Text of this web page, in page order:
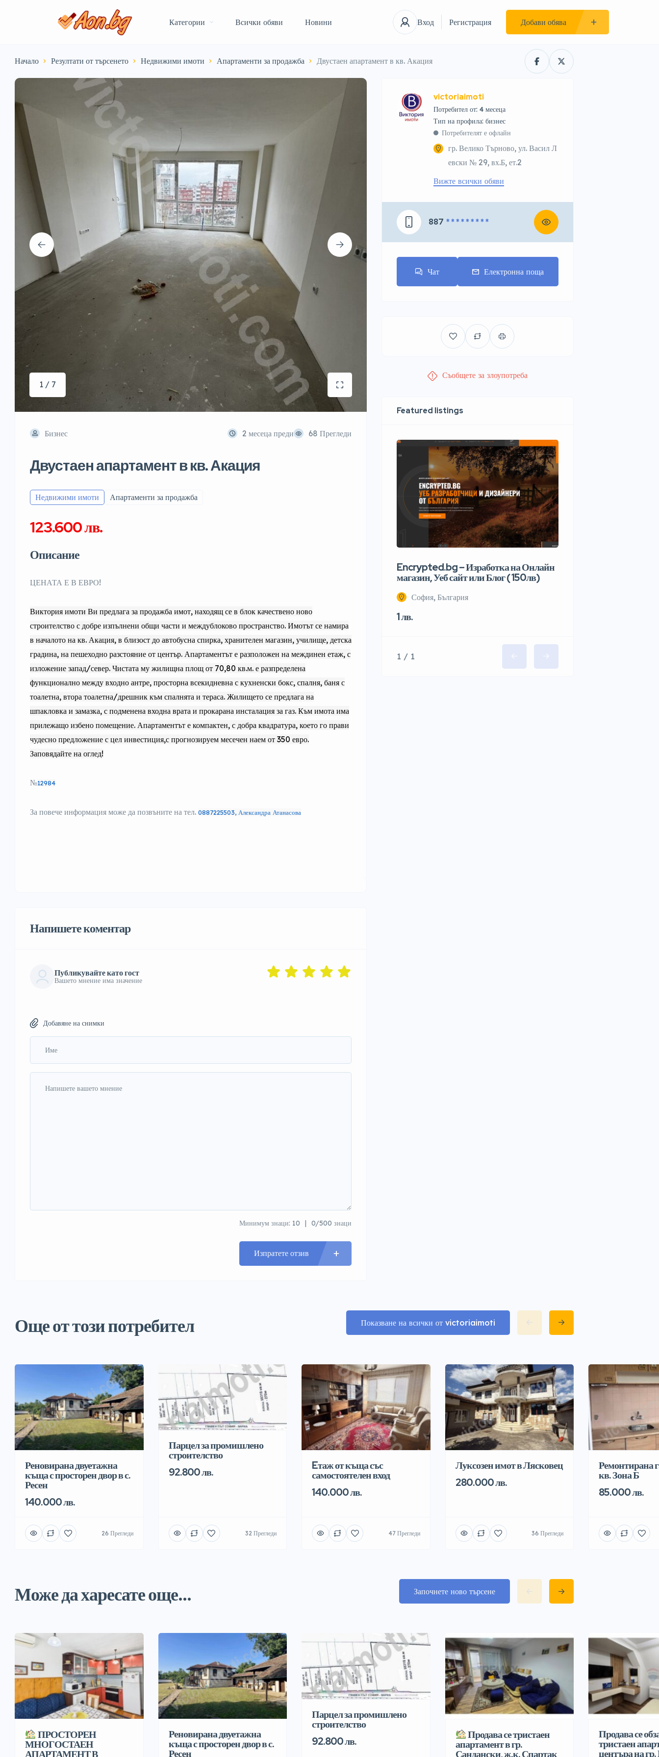
Категории Всички обяви Новини Вход Регистрация Добави обява
Начало Резултати от търсенето Недвижими имоти Апартаменти за продажба Двустаен апартамент в кв. Акация
1 / 7
Бизнес 2 месеца преди 68 Прегледи
Двустаен апартамент в кв. Акация
Недвижими имоти Апартаменти за продажба
123.600 лв.
Описание
ЦЕНАТА Е В ЕВРО!
Виктория имоти Ви предлага за продажба имот, находящ се в блок качествено ново
строителство с добре изпълнени общи части и междублоково пространство. Имотът се намира
в началото на кв. Акация, в близост до автобусна спирка, хранителен магазин, училище, детска
градина, на пешеходно разстояние от център. Апартаментът е разположен на междинен етаж, с
изложение запад/север. Чистата му жилищна площ от 70,80 кв.м. е разпределена
функционално между входно антре, просторна всекидневна с кухненски бокс, спалня, баня с
тоалетна, втора тоалетна/дрешник към спалнята и тераса. Жилището се предлага на
шпакловка и замазка, с подменена входна врата и прокарана инсталация за газ. Към имота има
прилежащо избено помещение. Апартаментът е компактен, с добра квадратура, което го прави
чудесно предложение с цел инвестиция,с прогнозируем месечен наем от 350 евро.
Заповядайте на оглед!
№12984
За повече информация може да позвъните на тел. 0887225503, Александра Атанасова
Напишете коментар
Публикувайте като гост
Вашето мнение има значение
Добавяне на снимки
Минимум знаци: 10 0/500 знаци
Изпратете отзив
victoriaimoti
Потребител от: 4 месеца
тип на профила: бизнес
Потребителят е офлайн
гр. Велико Търново, ул. Васил Л
евски № 29, вх.Б, ет.2
Вижте всички обяви
887 * * * * * * * * *
Чат Електронна поща
Съобщете за злоупотреба
Featured listings
Encrypted.bg – Изработка на Онлайн
магазин, Уеб сайт или Блог ( 150лв)
София, България
1 лв.
1 / 1
Още от този потребител Показване на всички от victoriaimoti
Реновирана двуетажна
къща с просторен двор в с.
Ресен
140.000 лв.
26 Прегледи
Парцел за промишлено
строителство
92.800 лв.
32 Прегледи
Eтаж от къща със
самостоятелен вход
140.000 лв.
47 Прегледи
Луксозен имот в Лясковец
280.000 лв.
36 Прегледи
Ремонтирана
кв. Зона Б
85.000 лв.
Може да харесате още... Започнете ново търсене
ПРОСТОРЕН
МНОГОСТАЕН
АПАРТАМЕНТ В
Реновирана двуетажна
къща с просторен двор в с.
Ресен
Парцел за промишлено
строителство
92.800 лв.
Продава се тристаен
апартамент в гр.
Сандански, ж.к. Спартак
Продава се
тристаен
центъра на